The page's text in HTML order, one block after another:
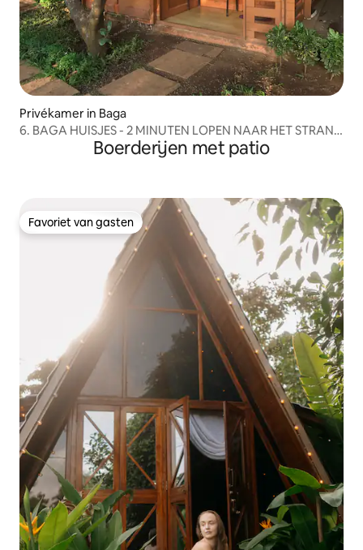
Privékamer in Baga
6. BAGA HUISJES - 2 MINUTEN LOPEN NAAR HET STRAND
Boerderijen met patio
Favoriet van gasten
Favoriet van gasten